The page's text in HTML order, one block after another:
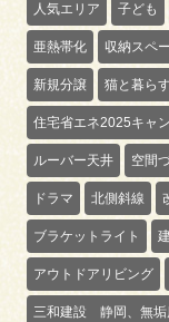
人気エリア 子ども
亜熱帯化 収納スペ
新規分譲 猫と暮らす
住宅省エネ2025キャ
ルーバー天井 空間
ドラマ 北側斜線
ブラケットライト
アウトドアリビング
三和建設 静岡、無垢